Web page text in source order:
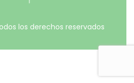
los derechos reservados